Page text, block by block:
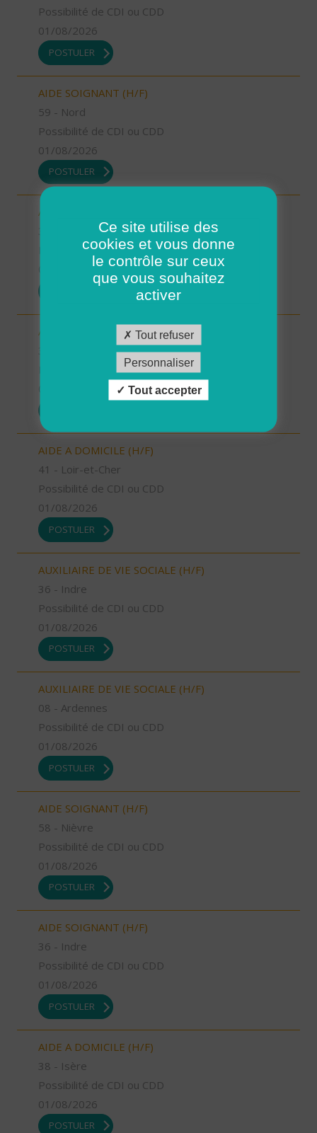
Possibilité de CDI ou CDD
01/08/2026
POSTULER
AIDE SOIGNANT (H/F)
59 - Nord
Possibilité de CDI ou CDD
01/08/2026
POSTULER
AIDE SOIGNANT (H/F)
Possibilité de CDI ou CDD
01/08/2026
AIDE A DOMICILE (H/F)
31 - Haute-Garonne
Possibilité de CDI ou CDD
AIDE A DOMICILE (H/F)
41 - Loir-et-Cher
Possibilité de CDI ou CDD
01/08/2026
POSTULER
AUXILIAIRE DE VIE SOCIALE (H/F)
36 - Indre
Possibilité de CDI ou CDD
01/08/2026
POSTULER
AUXILIAIRE DE VIE SOCIALE (H/F)
08 - Ardennes
Possibilité de CDI ou CDD
01/08/2026
POSTULER
AIDE SOIGNANT (H/F)
58 - Nièvre
Possibilité de CDI ou CDD
01/08/2026
POSTULER
AIDE SOIGNANT (H/F)
36 - Indre
Possibilité de CDI ou CDD
01/08/2026
POSTULER
AIDE A DOMICILE (H/F)
38 - Isère
Possibilité de CDI ou CDD
01/08/2026
POSTULER
Ce site utilise des
cookies et vous donne
le contrôle sur ceux
que vous souhaitez
activer
Tout refuser
Personnaliser
Tout accepter